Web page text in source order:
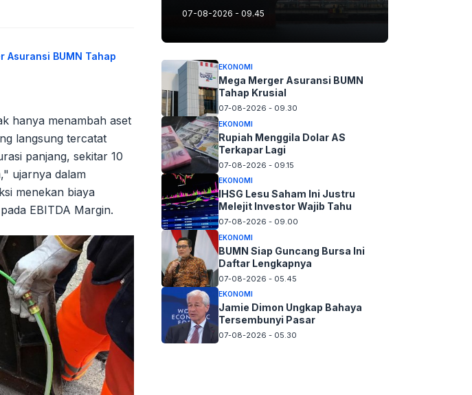
Asuransi BUMN Tahap
hanya menambah aset
langsung tercatat
panjang, sekitar 10
ujarnya dalam
menekan biaya
EBITDA Margin.
07-08-2026 - 09.45
EKONOMI
Mega Merger Asuransi BUMN
Tahap Krusial
07-08-2026 - 09.30
EKONOMI
Rupiah Menggila Dolar AS
Terkapar Lagi
07-08-2026 - 09.15
EKONOMI
IHSG Lesu Saham Ini Justru
Melejit Investor Wajib Tahu
07-08-2026 - 09.00
EKONOMI
BUMN Siap Guncang Bursa Ini
Daftar Lengkapnya
07-08-2026 - 05.45
EKONOMI
Jamie Dimon Ungkap Bahaya
Tersembunyi Pasar
07-08-2026 - 05.30